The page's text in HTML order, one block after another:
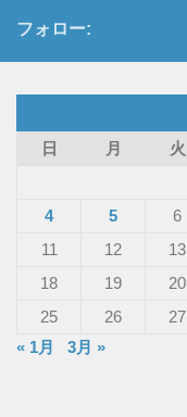
フォロー:
日
月 火
4
5 6
11
12 13
18
19 20
25
26 27
« 1月
3月 »